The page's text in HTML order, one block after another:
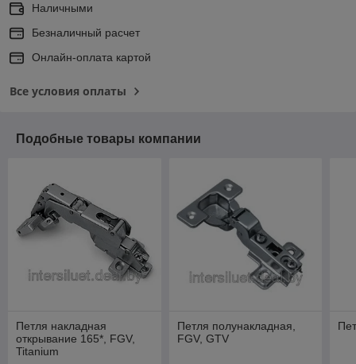
Наличными
Безналичный расчет
Онлайн-оплата картой
Все условия оплаты
Подобные товары компании
Петля накладная
открывание 165*, FGV,
Titanium
Петля полунакладная,
FGV, GTV